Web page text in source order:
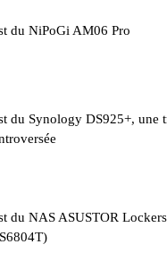
du NiPoGi AM06 Pro
du Synology DS925+, une
du NAS ASUSTOR